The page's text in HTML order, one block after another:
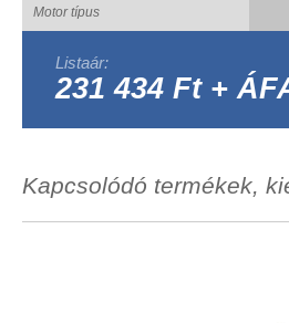
Motor típus
Listaár:
231 434 Ft +
Kapcsolódó termékek,